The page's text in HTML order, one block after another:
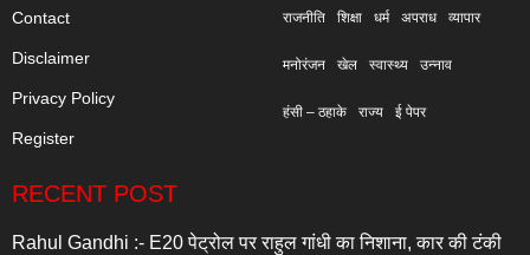
Contact
Disclaimer
Privacy Policy
Register
राजनीति शिक्षा धर्म अपराध व्यापार
मनोरंजन खेल स्वास्थ्य उन्नाव
हंसी – ठहाके राज्य ई पेपर
RECENT POST
Rahul Gandhi :- E20 पेट्रोल पर राहुल गांधी का निशाना, कार की टंकी